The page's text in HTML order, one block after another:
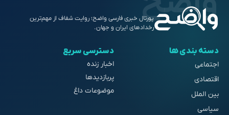
پورتال خبری فارسی واضح؛ روایت شفاف از مهم‌ترین
رخدادهای ایران و جهان.
دسته بندی ها
اجتماعی
اقتصادی
بین الملل
سیاسی
دسترسی سریع
اخبار زنده
پربازدیدها
موضوعات داغ